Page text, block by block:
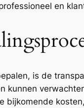
en
is de
kunnen
bijkomende